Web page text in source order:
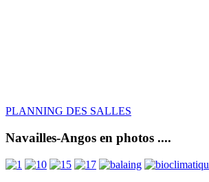
PLANNING DES SALLES
Navailles-Angos en photos ....